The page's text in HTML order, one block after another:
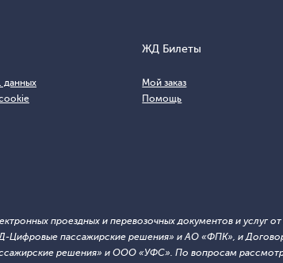
данных
ЖД Билеты
Мой заказ
Помощь
проездных и перевозочных документов и услуг
пассажирские решения» и АО «ФПК», и
решения» и ООО «УФС». По вопросам